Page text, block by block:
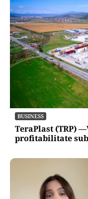
BUSINESS
TeraPlast (TRP)
profitabilitate